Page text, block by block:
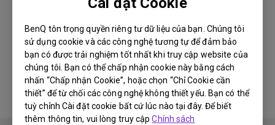
BenQ tôn trọng quyền riêng tư dữ liệu của bạn. Chúng tôi
sử dụng cookie và các công nghệ tương tự để đảm bảo
bạn có được trải nghiệm tốt nhất khi truy cập website của
chúng tôi. Bạn có thể chấp nhận cookie này bằng cách
nhấn “Chấp nhận Cookie”, hoặc chọn “Chỉ Cookie cần
thiết” để từ chối các công nghệ không thiết yếu. Bạn có thể
tuỳ chỉnh Cài đặt cookie bất cứ lúc nào tại đây. Để biết
thêm thông tin, vui lòng truy cậpChính sách
Không có phần mềm &amp; phần
mềm điều khiển liên quan